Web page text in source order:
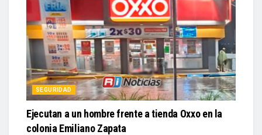
SEGURIDAD
Ejecutan a un hombre frente a tienda Oxxo en la
colonia Emiliano Zapata